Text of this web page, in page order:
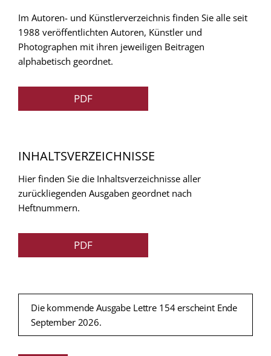
Im Autoren- und Künstlerverzeichnis finden Sie alle seit
1988 veröffentlichten Autoren, Künstler und
Photographen mit ihren jeweiligen Beitragen
alphabetisch geordnet.
PDF
INHALTSVERZEICHNISSE
Hier finden Sie die Inhaltsverzeichnisse aller
zurückliegenden Ausgaben geordnet nach
Heftnummern.
PDF
Die kommende Ausgabe Lettre 154 erscheint Ende
September 2026.